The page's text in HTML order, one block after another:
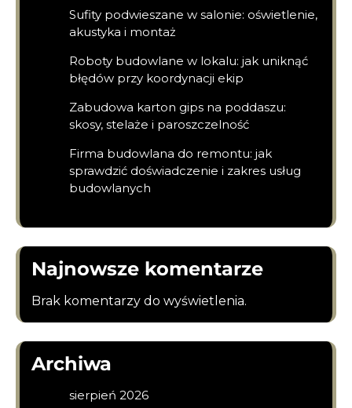
Sufity podwieszane w salonie: oświetlenie,
akustyka i montaż
Roboty budowlane w lokalu: jak uniknąć
błędów przy koordynacji ekip
Zabudowa karton gips na poddaszu:
skosy, stelaże i paroszczelność
Firma budowlana do remontu: jak
sprawdzić doświadczenie i zakres usług
budowlanych
Najnowsze komentarze
Brak komentarzy do wyświetlenia.
Archiwa
sierpień 2026